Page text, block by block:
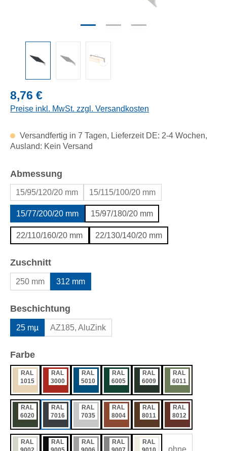
Regulärer Preis:
8,76 €
Preise inkl. MwSt. zzgl. Versandkosten
Versandfertig in 7 Tagen, Lieferzeit DE: 2-4 Wochen,
Ausland: Kein Versand
Abmessung
15/95/120/20 mm 15/115/100/20 mm
15/77/200/20 mm 15/97/180/20 mm
22/110/160/20 mm 22/130/140/20 mm
Zuschnittauswählen
250 mm 312 mm
Beschichtung
25 mµ AZ185, AluZink
Farbeauswählen
RAL
1015
RAL
3000
RAL
5010
RAL
6005
RAL
6009
RAL
6011
RAL
6020
RAL
7016
RAL
7035
RAL
8004
RAL
8011
RAL
8012
RAL
RAL
RAL
RAL
RAL
ohne